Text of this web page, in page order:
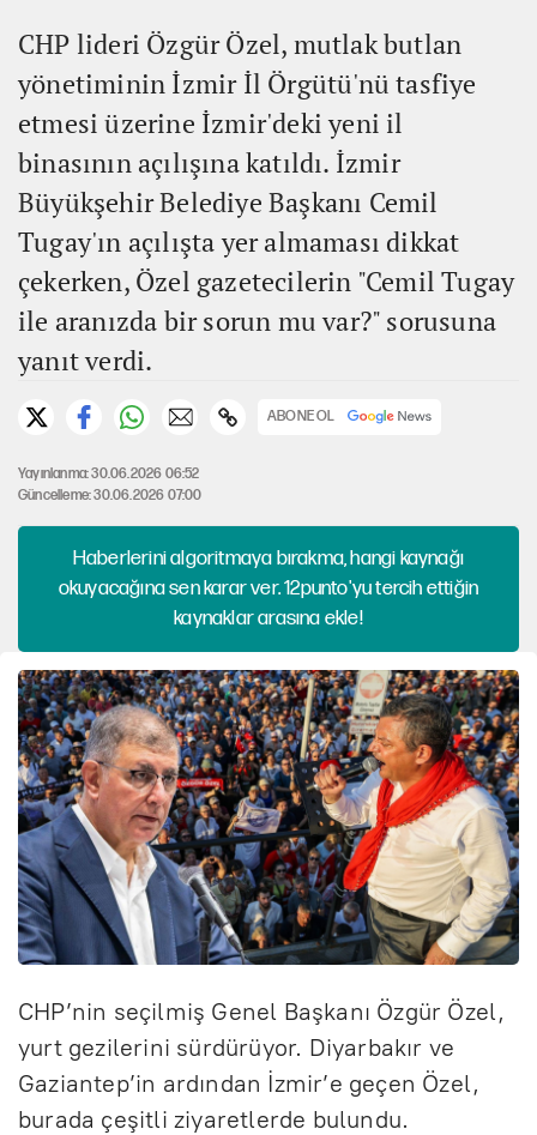
CHP lideri Özgür Özel, mutlak butlan
yönetiminin İzmir İl Örgütü'nü tasfiye
etmesi üzerine İzmir'deki yeni il
binasının açılışına katıldı. İzmir
Büyükşehir Belediye Başkanı Cemil
Tugay'ın açılışta yer almaması dikkat
çekerken, Özel gazetecilerin "Cemil Tugay
ile aranızda bir sorun mu var?" sorusuna
yanıt verdi.
ABONE OL
Yayınlanma: 30.06.2026 06:52
Güncelleme: 30.06.2026 07:00
Haberlerini algoritmaya bırakma, hangi kaynağı
okuyacağına sen karar ver. 12punto'yu tercih ettiğin
kaynaklar arasına ekle!
CHP’nin seçilmiş Genel Başkanı Özgür Özel,
yurt gezilerini sürdürüyor. Diyarbakır ve
Gaziantep’in ardından İzmir’e geçen Özel,
burada çeşitli ziyaretlerde bulundu.